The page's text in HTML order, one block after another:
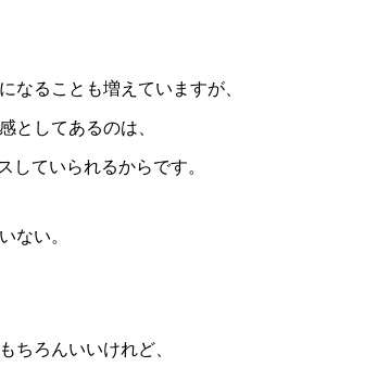
なることも増えていますが、
としてあるのは、
していられるからです。
ない。
ちろんいいけれど、